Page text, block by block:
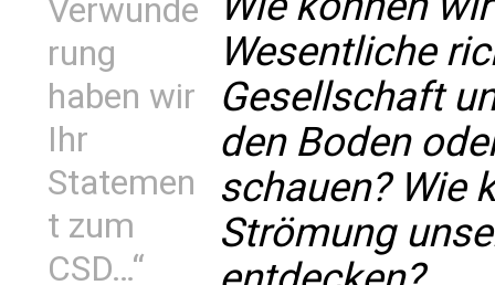
Verwunde
rung
haben wir
Ihr
Statemen
t zum
CSD…“
Wesentliche
Gesellschaft
den Boden
schauen? Wie
Strömung